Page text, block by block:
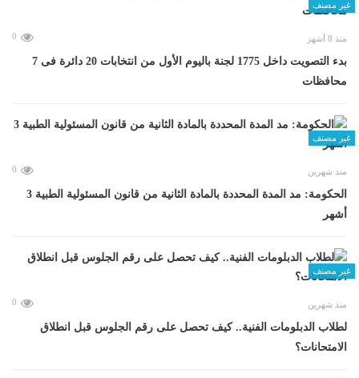
غير مصنف
منذ 8 أشهر 0
بدء التصويت داخل 1775 لجنة باليوم الأول من انتخابات 20 دائرة فى 7
محافظات
غير مصنف
منذ شهرين 0
الحكومة: مد المدة المحددة بالمادة الثانية من قانون المسئولية الطبية 3
أشهر
غير مصنف
منذ شهرين 0
لطلاب الدبلومات الفنية.. كيف تحصل على رقم الجلوس قبل انطلاق
الامتحانات؟